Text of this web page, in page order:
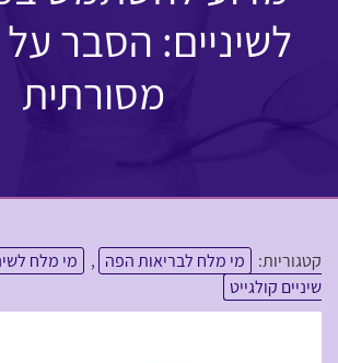
לשיניים: הסבר
מסורתית
קטגוריות: מי מלח לבריאות הפה , מי מלח
שיניים קולגייט